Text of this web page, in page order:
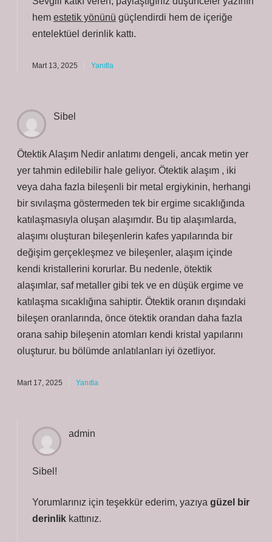
hem estetik yönünü güçlendirdi hem de içeriğe
entelektüel derinlik kattı.
Mart 13, 2025 Yanıtla
Sibel
Ötektik Alaşım Nedir anlatımı dengeli, ancak metin yer
yer tahmin edilebilir hale geliyor. Ötektik alaşım , iki
veya daha fazla bileşenli bir metal ergiykinin, herhangi
bir sıvılaşma göstermeden tek bir ergime sıcaklığında
katılaşmasıyla oluşan alaşımdır. Bu tip alaşımlarda,
alaşımı oluşturan bileşenlerin kafes yapılarında bir
değişim gerçekleşmez ve bileşenler, alaşım içinde
kendi kristallerini korurlar. Bu nedenle, ötektik
alaşımlar, saf metaller gibi tek ve en düşük ergime ve
katılaşma sıcaklığına sahiptir. Ötektik oranın dışındaki
bileşen oranlarında, önce ötektik orandan daha fazla
orana sahip bileşenin atomları kendi kristal yapılarını
oluşturur. bu bölümde anlatılanları iyi özetliyor.
Mart 17, 2025 Yanıtla
admin
Sibel!
Yorumlarınız için teşekkür ederim, yazıya güzel bir
derinlik kattınız.